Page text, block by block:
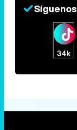
Síguenos
34k